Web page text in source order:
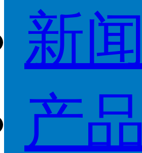
新
产